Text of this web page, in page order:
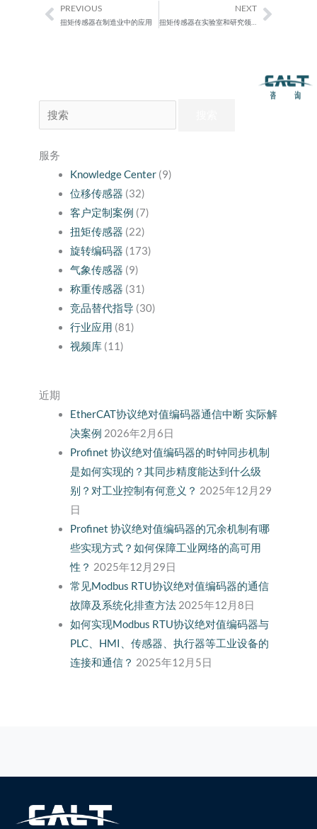
Prev
PREVIOUS
扭矩传感器在制造业中的应用
NEXT
扭矩传感器在实验室和研究领域中的应用 Next
索：
服务
Knowledge Center(9)
位移传感器 (32)
客户定制案例 (7)
扭矩传感器 (22)
旋转编码器 (173)
气象传感器 (9)
称重传感器 (31)
竞品替代指导 (30)
行业应用 (81)
视频库(11)
近期
EtherCAT协议绝对值编码器通信中断 实际解
决案例 2026年2月6日
Profinet 协议绝对值编码器的时钟同步机制
是如何实现的？其同步精度能达到什么级
别？对工业控制有何意义？ 2025年12月29
日
Profinet 协议绝对值编码器的冗余机制有哪
些实现方式？如何保障工业网络的高可用
性？ 2025年12月29日
常见Modbus RTU协议绝对值编码器的通信
故障及系统化排查方法 2025年12月8日
如何实现Modbus RTU协议绝对值编码器与
PLC、HMI、传感器、执行器等工业设备的
连接和通信？ 2025年12月5日